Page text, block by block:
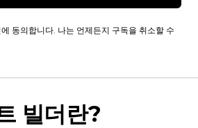
동의합니다. 나는 언제든지 구독을 취소할 수
빌더란?